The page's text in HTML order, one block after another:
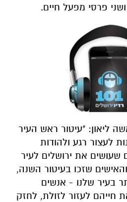
ליאון: "עיטור ראש העיר
לעצור רגע ולהודות
שעושים את ירושלים לעיר
שזכו בעיטור השנה,
בעיר שלנו - אנשים
חייהם לעזור לזולת, לחזק